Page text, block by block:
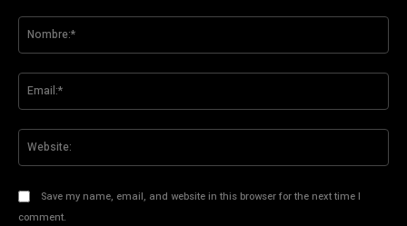
Save my name, email, and website in this browser for the next time I
comment.